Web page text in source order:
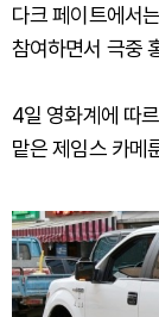
다크 페이트에서
참여하면서 극중
4일 영화계에 따
맡은 제임스 카메